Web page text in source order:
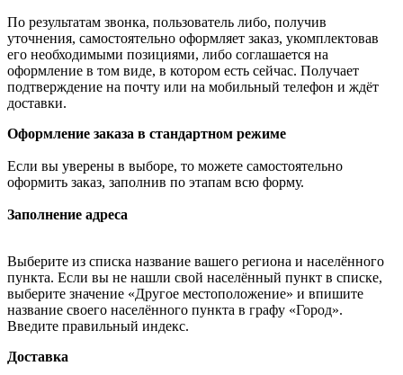
По результатам звонка, пользователь либо, получив
уточнения, самостоятельно оформляет заказ, укомплектовав
его необходимыми позициями, либо соглашается на
оформление в том виде, в котором есть сейчас. Получает
подтверждение на почту или на мобильный телефон и ждёт
доставки.
Оформление заказа в стандартном режиме
Если вы уверены в выборе, то можете самостоятельно
оформить заказ, заполнив по этапам всю форму.
Заполнение адреса
Выберите из списка название вашего региона и населённого
пункта. Если вы не нашли свой населённый пункт в списке,
выберите значение «Другое местоположение» и впишите
название своего населённого пункта в графу «Город».
Введите правильный индекс.
Доставка